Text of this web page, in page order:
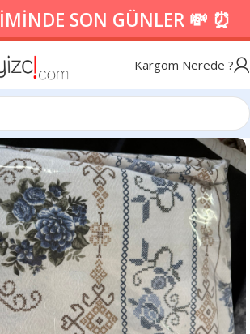
SON GÜNLER 💸 ⏰
Kargom Nerede ?